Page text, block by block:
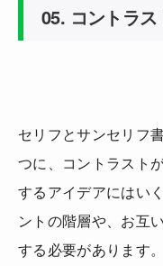
05. コントラス
セリフとサンセリフ
つに、コントラスト
するアイデアにはい
ントの階層や、お互
する必要があります。